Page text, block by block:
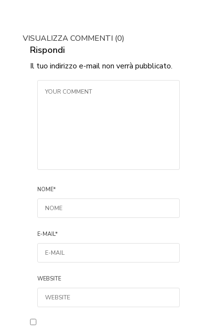
VISUALIZZA COMMENTI (0)
Rispondi
Il tuo indirizzo e-mail non verrà pubblicato.
NOME*
E-MAIL*
WEBSITE